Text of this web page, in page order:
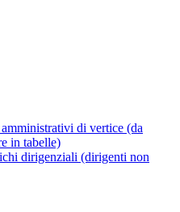
di vertice (da
in tabelle)
dirigenziali (dirigenti non